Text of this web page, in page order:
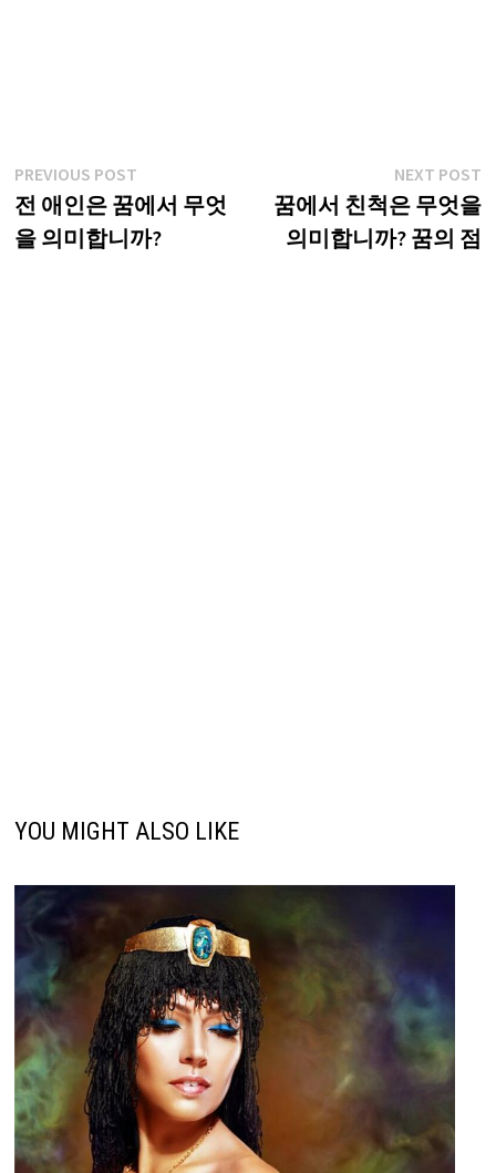
글
탐
색
PREVIOUS POSTPrevious
post:
전 애인은 꿈에서 무엇
을 의미합니까?
NEXT POST
꿈에서 친척은 무엇을
의미합니까? 꿈의 점
YOU MIGHT ALSO LIKE